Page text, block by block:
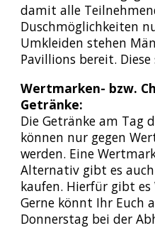
damit alle
Duschmöglichkeiten
Umkleiden stehen
Pavillions bereit.
Wertmarken- bzw.
Getränke:
Die Getränke am Tag
können nur gegen
werden. Eine
Alternativ gibt es
kaufen. Hierfür gibt
Gerne könnt Ihr Euch
Donnerstag bei der